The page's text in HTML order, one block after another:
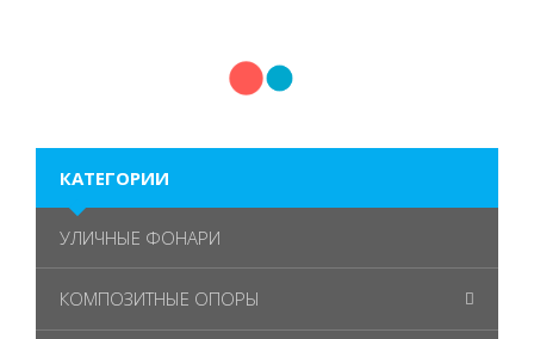
КАТЕГОРИИ
УЛИЧНЫЕ ФОНАРИ
КОМПОЗИТНЫЕ ОПОРЫ